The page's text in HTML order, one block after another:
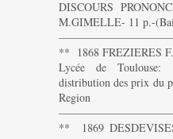
DISCOURS
M.GIMELLE- 11 p.-
** 1868 FREZIERES
Lycée de Toulouse:
distribution des prix du
Region
** 1869